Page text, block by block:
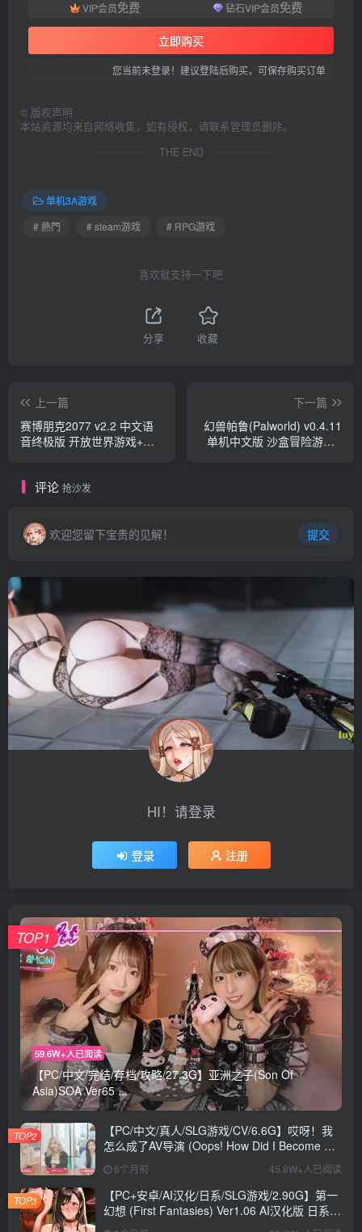
VIP会员免费 钻石VIP会员免费
立即购买
您当前未登录！建议登陆后购买，可保存购买订单
© 版权声明
本站资源均来自网络收集，如有侵权，请联系管理员删除。
THE END
单机3A游戏
# 熱門
# steam游戏 # RPG游戏
喜欢就支持一下吧
分享 收藏
上一篇
赛博朋克2077 v2.2 中文语
音终极版 开放世界游戏+特
下一篇
幻兽帕鲁(Palworld) v0.4.11
单机中文版 沙盒冒险游戏&
评论 抢沙发
欢迎您留下宝贵的见解！ 提交
HI！请登录
登录 注册
59.6W+人已阅读
【PC/中文/完结/存档/攻略/27.3G】亚洲之子(Son Of
Asia)SOA Ver65 ...
TOP1
【PC/中文/真人/SLG游戏/CV/6.6G】哎呀！我
怎么成了AV导演 (Oops! How Did I Become An
AV Director?) Ver0.1.1 中文版+真人SLG游戏
+CV+6.6G
6个月前 45.8W+人已阅读
TOP2
【PC+安卓/AI汉化/日系/SLG游戏/2.90G】第一
幻想 (First Fantasies) Ver1.06 AI汉化版 日系
SLG游戏+2.90G
TOP3